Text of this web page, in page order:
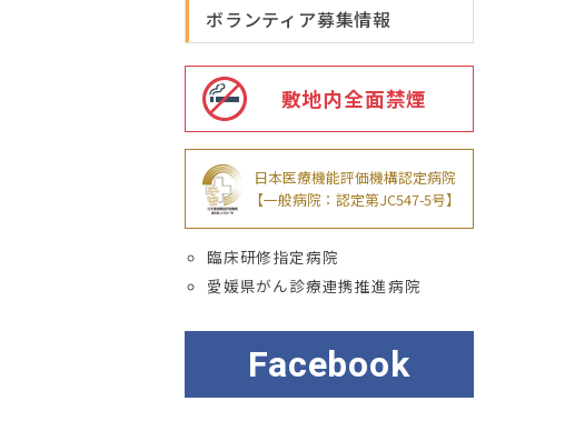
ボランティア募集情報
敷地内全面禁煙
日本医療機能評価機構認定病院
【一般病院：認定第JC547-5号】
臨床研修指定病院
愛媛県がん診療連携推進病院
Facebook